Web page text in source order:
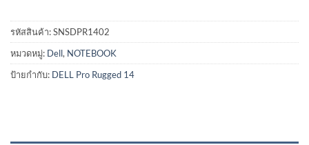
รหัสสินค้า:SNSDPR1402
หมวดหมู่: Dell, NOTEBOOK
ป้ายกำกับ: DELL Pro Rugged 14